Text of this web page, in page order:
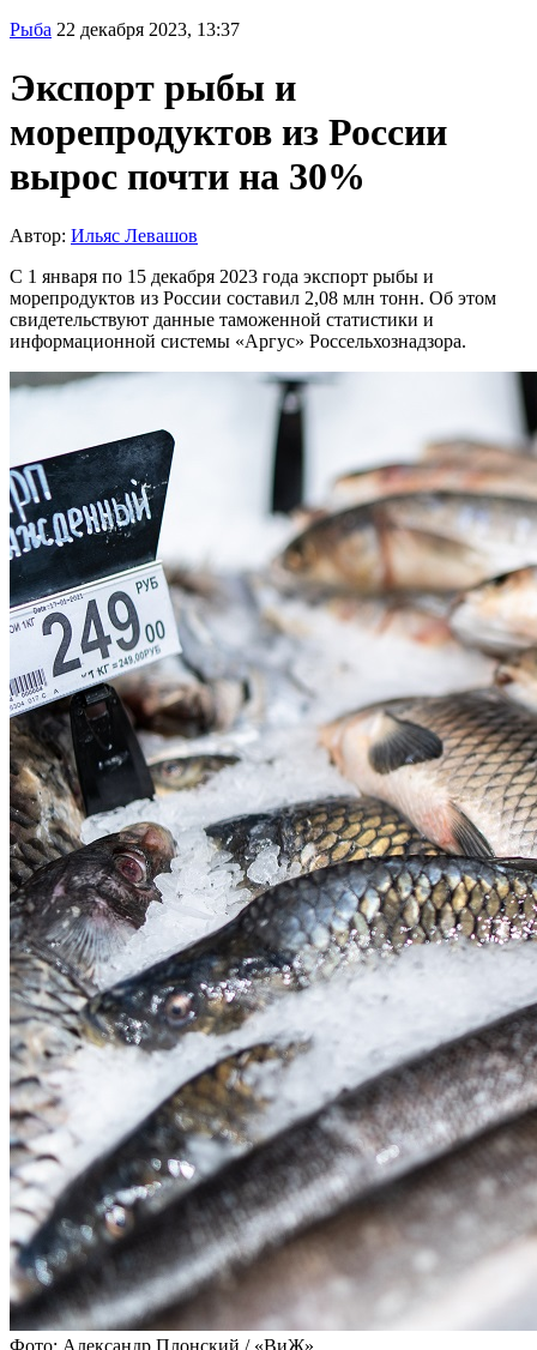
Рыба 22 декабря 2023, 13:37
Экспорт рыбы и
морепродуктов из России
вырос почти на 30%
Автор: Ильяс Левашов
С 1 января по 15 декабря 2023 года экспорт рыбы и
морепродуктов из России составил 2,08 млн тонн. Об этом
свидетельствуют данные таможенной статистики и
информационной системы «Аргус» Россельхознадзора.
Фото: Александр Плонский / «ВиЖ»